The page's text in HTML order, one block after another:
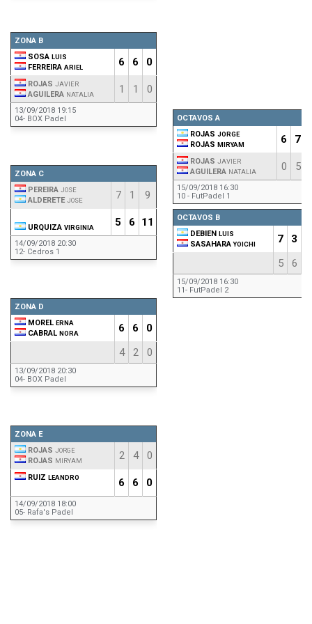
ZONA B
SOSA LUIS
FERREIRA ARIEL 6 6 0
ROJAS JAVIER
AGUILERA NATALIA 1 1 0
13/09/2018 19:15
04- BOX Padel
ZONA C
PEREIRA JOSE
ALDERETE JOSE 7 1 9
URQUIZA VIRGINIA 5 6 11
14/09/2018 20:30
12- Cedros 1
ZONA D
MOREL ERNA
CABRAL NORA 6 6
0
4
2 0
13/09/2018 20:30
04- BOX Padel
ZONA E
ROJAS JORGE
ROJAS MIRYAM 2 4 0
RUIZ LEANDRO 6 6 0
14/09/2018 18:00
05- Rafa's Padel
OCTAVOS A
ROJAS JORGE
ROJAS MIRYAM 6 7
ROJAS JAVIER
AGUILERA NATALIA 0 5
15/09/2018 16:30
10 - FutPadel 1
OCTAVOS B
DEBIEN LUIS
SASAHARA YOICHI 7 3
5
6
15/09/2018 16:30
11- FutPadel 2